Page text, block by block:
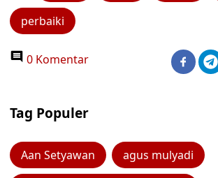
perbaiki
0 Komentar
Tag Populer
Aan Setyawan agus mulyadi